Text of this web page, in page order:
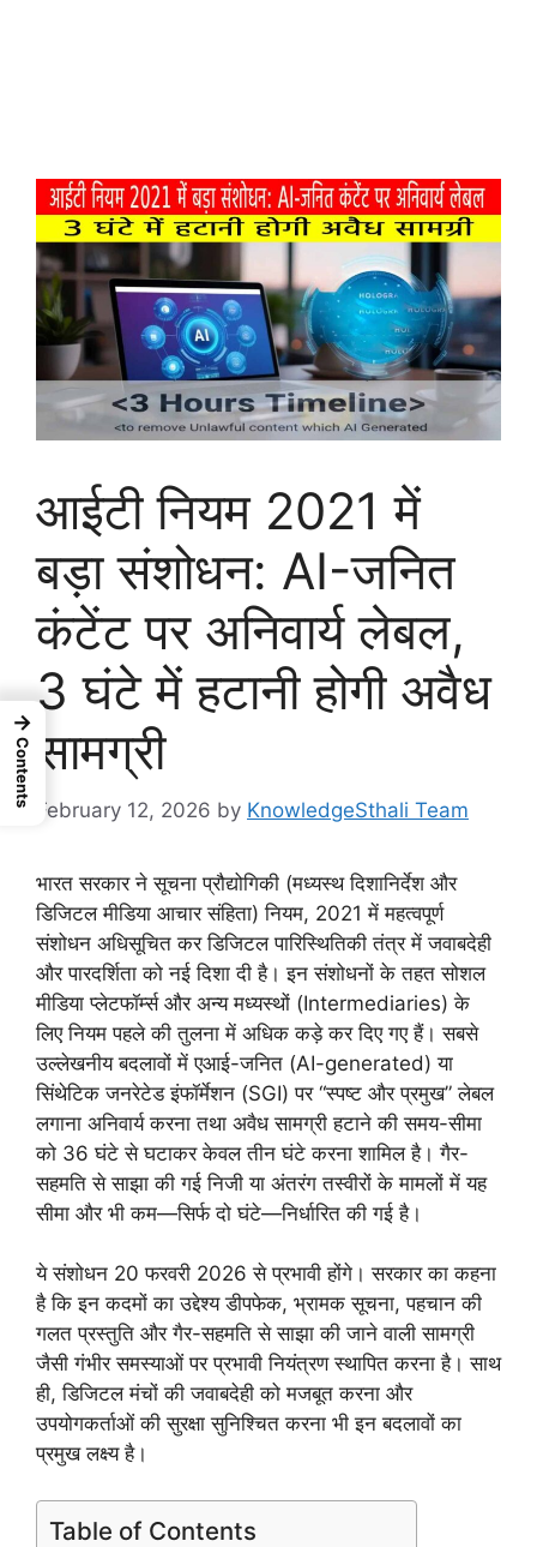
आईटी नियम 2021 में
बड़ा संशोधन: AI-जनित
कंटेंट पर अनिवार्य लेबल,
3 घंटे में हटानी होगी अवैध
सामग्री
February 12, 2026 by KnowledgeSthali Team
भारत सरकार ने सूचना प्रौद्योगिकी (मध्यस्थ दिशानिर्देश और
डिजिटल मीडिया आचार संहिता) नियम, 2021 में महत्वपूर्ण
संशोधन अधिसूचित कर डिजिटल पारिस्थितिकी तंत्र में जवाबदेही
और पारदर्शिता को नई दिशा दी है। इन संशोधनों के तहत सोशल
मीडिया प्लेटफॉर्म्स और अन्य मध्यस्थों (Intermediaries) के
लिए नियम पहले की तुलना में अधिक कड़े कर दिए गए हैं। सबसे
उल्लेखनीय बदलावों में एआई-जनित (AI-generated) या
सिंथेटिक जनरेटेड इंफॉर्मेशन (SGI) पर “स्पष्ट और प्रमुख” लेबल
लगाना अनिवार्य करना तथा अवैध सामग्री हटाने की समय-सीमा
को 36 घंटे से घटाकर केवल तीन घंटे करना शामिल है। गैर-
सहमति से साझा की गई निजी या अंतरंग तस्वीरों के मामलों में यह
सीमा और भी कम—सिर्फ दो घंटे—निर्धारित की गई है।
ये संशोधन 20 फरवरी 2026 से प्रभावी होंगे। सरकार का कहना
है कि इन कदमों का उद्देश्य डीपफेक, भ्रामक सूचना, पहचान की
गलत प्रस्तुति और गैर-सहमति से साझा की जाने वाली सामग्री
जैसी गंभीर समस्याओं पर प्रभावी नियंत्रण स्थापित करना है। साथ
ही, डिजिटल मंचों की जवाबदेही को मजबूत करना और
उपयोगकर्ताओं की सुरक्षा सुनिश्चित करना भी इन बदलावों का
प्रमुख लक्ष्य है।
Table of Contents
→
Contents